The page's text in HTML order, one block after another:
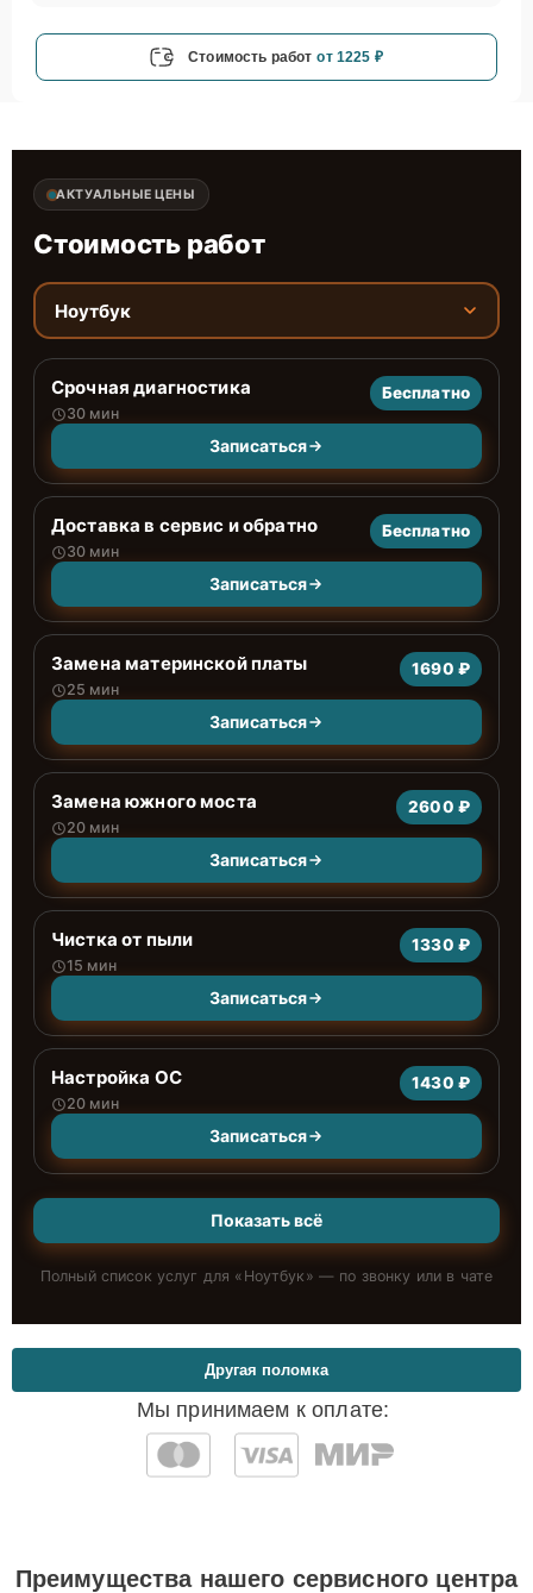
Стоимость работ от 1225 ₽
АКТУАЛЬНЫЕ ЦЕНЫ
Стоимость работ
Ноутбук
Срочная диагностика
30 мин
Бесплатно
Записаться
Доставка в сервис и обратно
30 мин
Бесплатно
Записаться
Замена материнской платы
25 мин
1690 ₽
Записаться
Замена южного моста
20 мин
2600 ₽
Записаться
Чистка от пыли
15 мин
1330 ₽
Записаться
Настройка ОС
20 мин
1430 ₽
Записаться
Показать всё
Полный список услуг для « Ноутбук » — по звонку или в чате
Мы принимаем к оплате:
Другая поломка
Преимущества нашего сервисного центра